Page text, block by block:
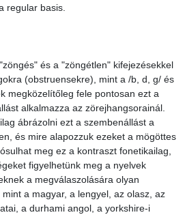
regular basis.
és a "zöngétlen" kifejezésekkel
(obstruensekre), mint a /b, d, g/ és
megközelítőleg fele pontosan ezt a
alkalmazza az zörejhangsorainál.
ábrázolni ezt a szembenállást a
és mire alapozzuk ezeket a mögöttes
meg ez a kontraszt fonetikailag,
figyelhetünk meg a nyelvek
a megválaszolására olyan
a magyar, a lengyel, az olasz, az
a durhami angol, a yorkshire-i